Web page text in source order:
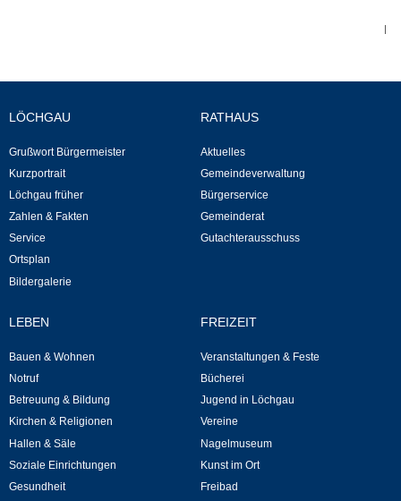
Rund um den Wein
Schlepper / Traktor
Rathaus
Gemeindeverwaltung
Mitarbeiter
Stellenangebote
|
LÖCHGAU
Grußwort Bürgermeister
Kurzportrait
Löchgau früher
Zahlen & Fakten
Service
Ortsplan
Bildergalerie
RATHAUS
Aktuelles
Gemeindeverwaltung
Bürgerservice
Gemeinderat
Gutachterausschuss
LEBEN
Bauen & Wohnen
Notruf
Betreuung & Bildung
Kirchen & Religionen
Hallen & Säle
Soziale Einrichtungen
Gesundheit
FREIZEIT
Veranstaltungen & Feste
Bücherei
Jugend in Löchgau
Vereine
Nagelmuseum
Kunst im Ort
Freibad